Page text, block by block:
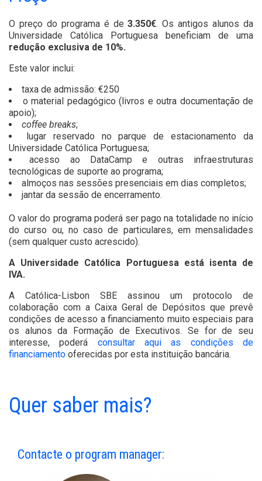
O preço do programa é de3.350€. Os antigos alunos da
Universidade Católica Portuguesa beneficiam de uma
redução exclusiva de 10%.
Este valor inclui:
taxa de admissão: €250
o material pedagógico (livros e outra documentação de
apoio);
coffee breaks;
lugar reservado no parque de estacionamento da
Universidade Católica Portuguesa;
acesso ao DataCamp e outras infraestruturas
tecnológicas de suporte ao programa;
almoços nas sessões presenciais em dias completos;
jantar da sessão de encerramento.
O valor do programa poderá ser pago na totalidade no início
do curso ou, no caso de particulares, em mensalidades
(sem qualquer custo acrescido).
A Universidade Católica Portuguesa está isenta de
IVA.
A Católica-Lisbon SBE assinou um protocolo de
colaboração com a Caixa Geral de Depósitos que prevê
condições de acesso a financiamento muito especiais para
os alunos da Formação de Executivos. Se for de seu
interesse, poderá consultar aqui as condições de
financiamento oferecidas por esta instituição bancária.
Quer saber mais?
Contacte o program manager: